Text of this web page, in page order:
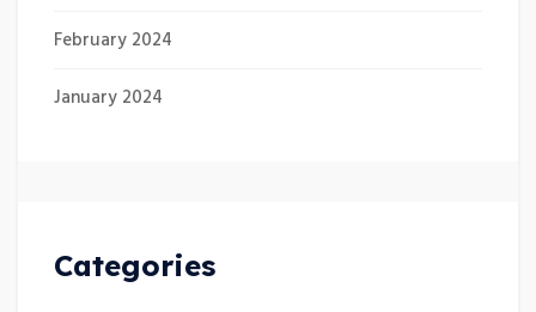
February 2024
January 2024
Categories